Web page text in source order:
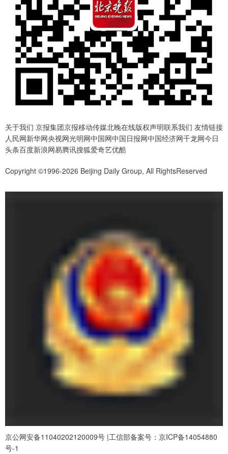
关于我们 京报集团京报移动传媒北晚在线版权声明联系我们 友情链接
人民网新华网央视网光明网中国网中国日报网中国经济网千龙网今日
头条百度新浪网易腾讯搜狐爱奇艺优酷
Copyright ©1996-2026 Beijing Daily Group, All RightsReserved
京公网安备11040202120009号 |工信部备案号：京ICP备14054880
号-1